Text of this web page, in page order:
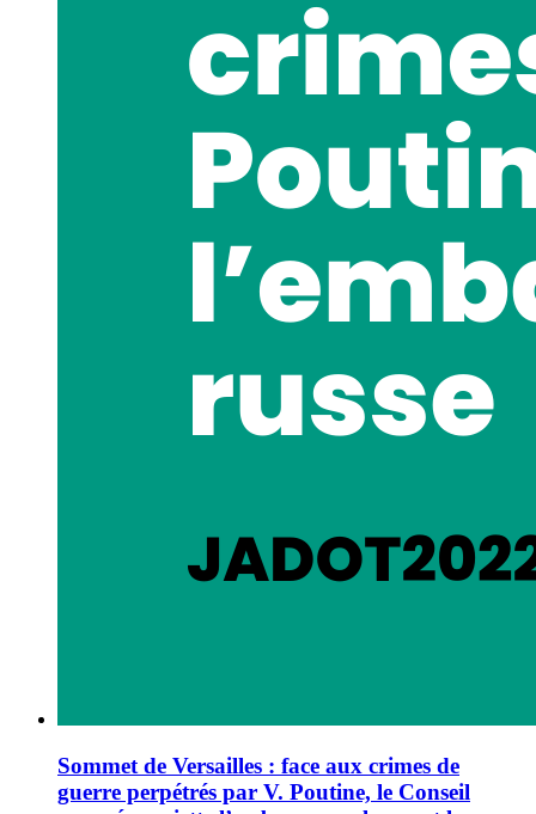
Sommet de Versailles : face aux crimes de
guerre perpétrés par V. Poutine, le Conseil